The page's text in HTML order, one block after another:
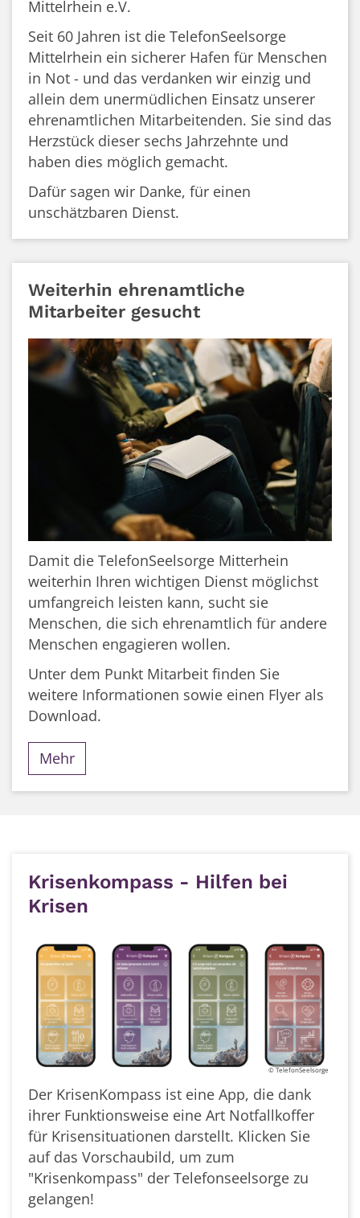
Mittelrhein e.V.
Seit 60 Jahren ist die TelefonSeelsorge
Mittelrhein ein sicherer Hafen für Menschen
in Not - und das verdanken wir einzig und
allein dem unermüdlichen Einsatz unserer
ehrenamtlichen Mitarbeitenden. Sie sind das
Herzstück dieser sechs Jahrzehnte und
haben dies möglich gemacht.
Dafür sagen wir Danke, für einen
unschätzbaren Dienst.
Weiterhin ehrenamtliche
Mitarbeiter gesucht
Damit die TelefonSeelsorge Mitterhein
weiterhin Ihren wichtigen Dienst möglichst
umfangreich leisten kann, sucht sie
Menschen, die sich ehrenamtlich für andere
Menschen engagieren wollen.
Unter dem Punkt Mitarbeit finden Sie
weitere Informationen sowie einen Flyer als
Download.
Mehr
Krisenkompass - Hilfen bei
Krisen
© TelefonSeelsorge
Der KrisenKompass ist eine App, die dank
ihrer Funktionsweise eine Art Notfallkoffer
für Krisensituationen darstellt. Klicken Sie
auf das Vorschaubild, um zum
"Krisenkompass" der Telefonseelsorge zu
gelangen!